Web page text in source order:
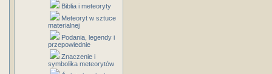
Biblia i meteoryty
Meteoryt w sztuce
materialnej
Podania, legendy i
przepowiednie
Znaczenie i
symbolika meteorytów